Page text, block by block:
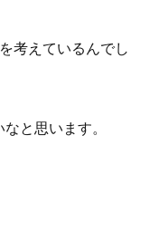
考えているんでし
と思います。